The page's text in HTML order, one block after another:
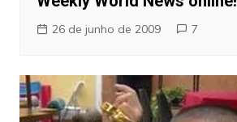
26 de junho de 2009 7